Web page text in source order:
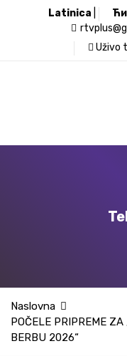
Latinica
Uživo
Naslovna
POČELE PRIPREME
BERBU 2026“